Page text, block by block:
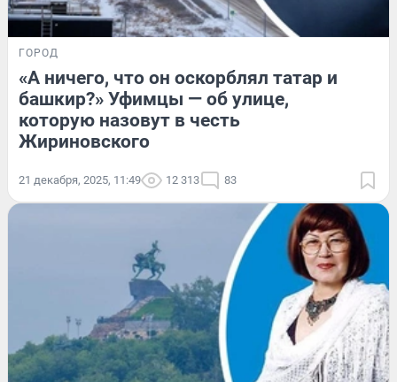
ГОРОД
«А ничего, что он оскорблял татар и
башкир?» Уфимцы — об улице,
которую назовут в честь
Жириновского
21 декабря, 2025, 11:49 12 313 83